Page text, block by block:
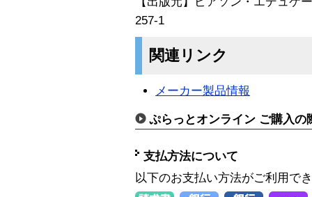
257-1
関連リンク
メーカー製品情報
ぷらっとオンライン ご購入の
支払方法について
以下のお支払い方法がご利用で